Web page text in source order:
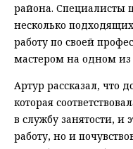
района. Специалисты
несколько
работу по своей
мастером на одном
Артур рассказал, что
которая
в службу занятости, и
работу, но и